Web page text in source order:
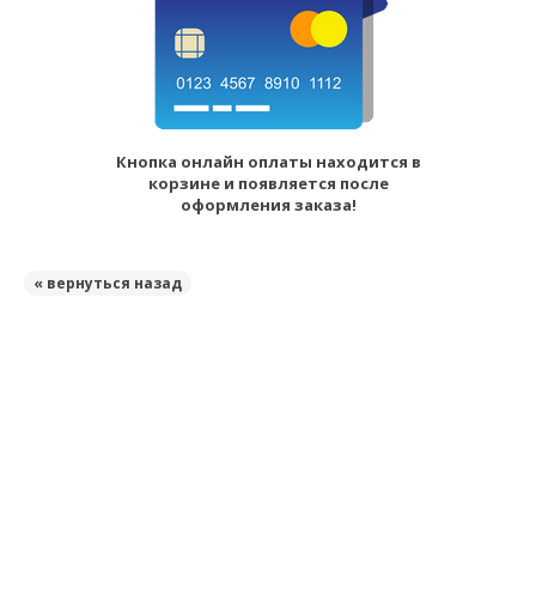
Кнопка онлайн оплаты находится в
корзине и появляется после
оформления заказа!
« вернуться назад